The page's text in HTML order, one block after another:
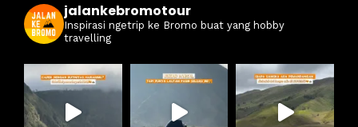
jalankebromotour
Inspirasi ngetrip ke Bromo buat yang hobby
travelling